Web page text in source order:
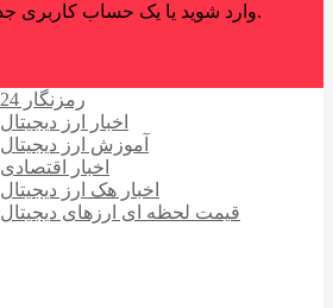
وارد شوید یا یک حساب کاربری جدید ایجاد کنید.
رمزنگار 24
اخبار ارز دیجیتال
آموزش ارز دیجیتال
اخبار اقتصادی
اخبار هک ارز دیجیتال
قیمت لحظه ای ارزهای دیجیتال